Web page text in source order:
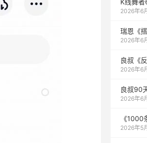
K线舞
2026年6
瑞恩《
2026年6
良叔《
2026年6
良叔90
2026年6
2026年5